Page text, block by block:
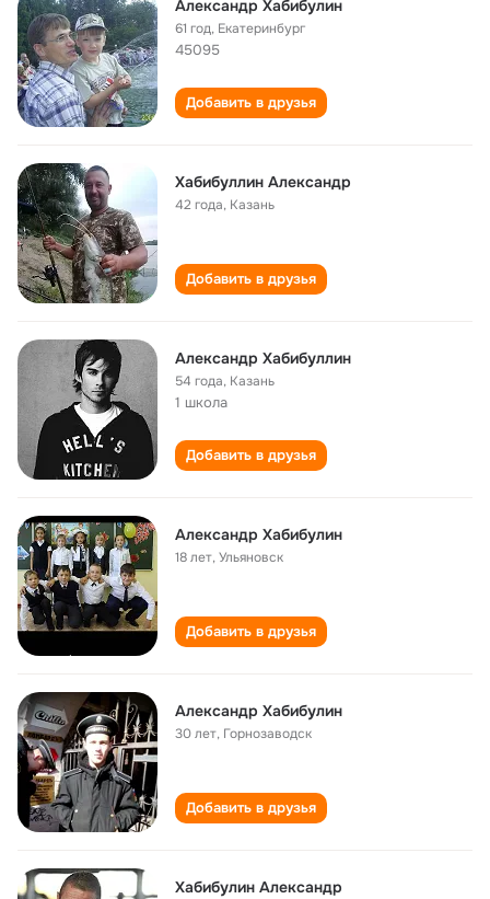
Александр Хабибулин
61 год, Екатеринбург
45095
Добавить в друзья
Хабибуллин Александр
42 года, Казань
Добавить в друзья
Александр Хабибуллин
54 года, Казань
1 школа
Добавить в друзья
Александр Хабибулин
18 лет,Ульяновск
Добавить в друзья
Александр Хабибулин
30 лет, Горнозаводск
Добавить в друзья
Хабибулин Александр